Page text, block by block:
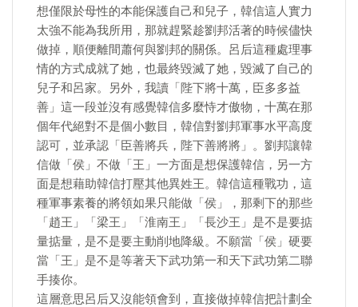
想僅限於母性的本能保護自己和兒子，韓信這人實力
太強不能為我所用，那就趕緊趁劉邦活著的時候儘快
做掉，順便離間蕭何與劉邦的關係。呂后這種處理事
情的方式成就了她，也最終毀滅了她，毀滅了自己的
兒子和呂家。另外，我讀「陛下將十萬，臣多多益
善」這一段並沒有感覺韓信多麼恃才傲物，十萬在那
個年代絕對不是個小數目，韓信對劉邦軍事水平高度
認可，並承認「臣善將兵，陛下善將將」。劉邦讓韓
信做「侯」不做「王」一方面是想保護韓信，另一方
面是想藉助韓信打壓其他異姓王。韓信這種戰功，這
種軍事素養的將領如果只能做「侯」，那剩下的那些
「趙王」「梁王」「淮南王」「長沙王」是不是要掂
量掂量，是不是要主動削地降級。不願當「侯」硬要
當「王」是不是等著天下武功第一和天下武功第二聯
手揍你。
這層意思呂后又沒能領會到，直接做掉韓信把計劃全